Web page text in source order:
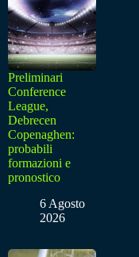
Preliminari
Conference
League,
Debrecen
Copenaghen:
probabili
formazioni e
pronostico
6 Agosto
2026